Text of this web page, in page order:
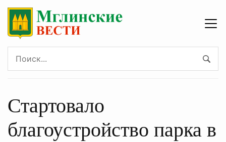
Стартовало
благоустройство парка в